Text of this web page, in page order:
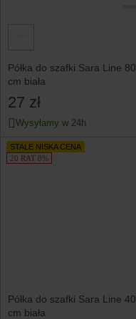
Półka do szafki Sara Line 80
cm biała
27 zł
Wysyłamy w 24h
STALE NISKA CENA
20 RAT 0%
Półka do szafki Sara Line 40
cm biała